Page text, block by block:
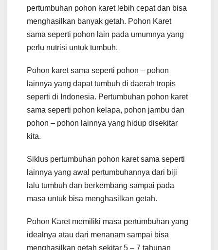
pertumbuhan pohon karet lebih cepat dan bisa
menghasilkan banyak getah. Pohon Karet
sama seperti pohon lain pada umumnya yang
perlu nutrisi untuk tumbuh.
Pohon karet sama seperti pohon – pohon
lainnya yang dapat tumbuh di daerah tropis
seperti di Indonesia. Pertumbuhan pohon karet
sama seperti pohon kelapa, pohon jambu dan
pohon – pohon lainnya yang hidup disekitar
kita.
Siklus pertumbuhan pohon karet sama seperti
lainnya yang awal pertumbuhannya dari biji
lalu tumbuh dan berkembang sampai pada
masa untuk bisa menghasilkan getah.
Pohon Karet memiliki masa pertumbuhan yang
idealnya atau dari menanam sampai bisa
menghasilkan getah sekitar 5 – 7 tahunan